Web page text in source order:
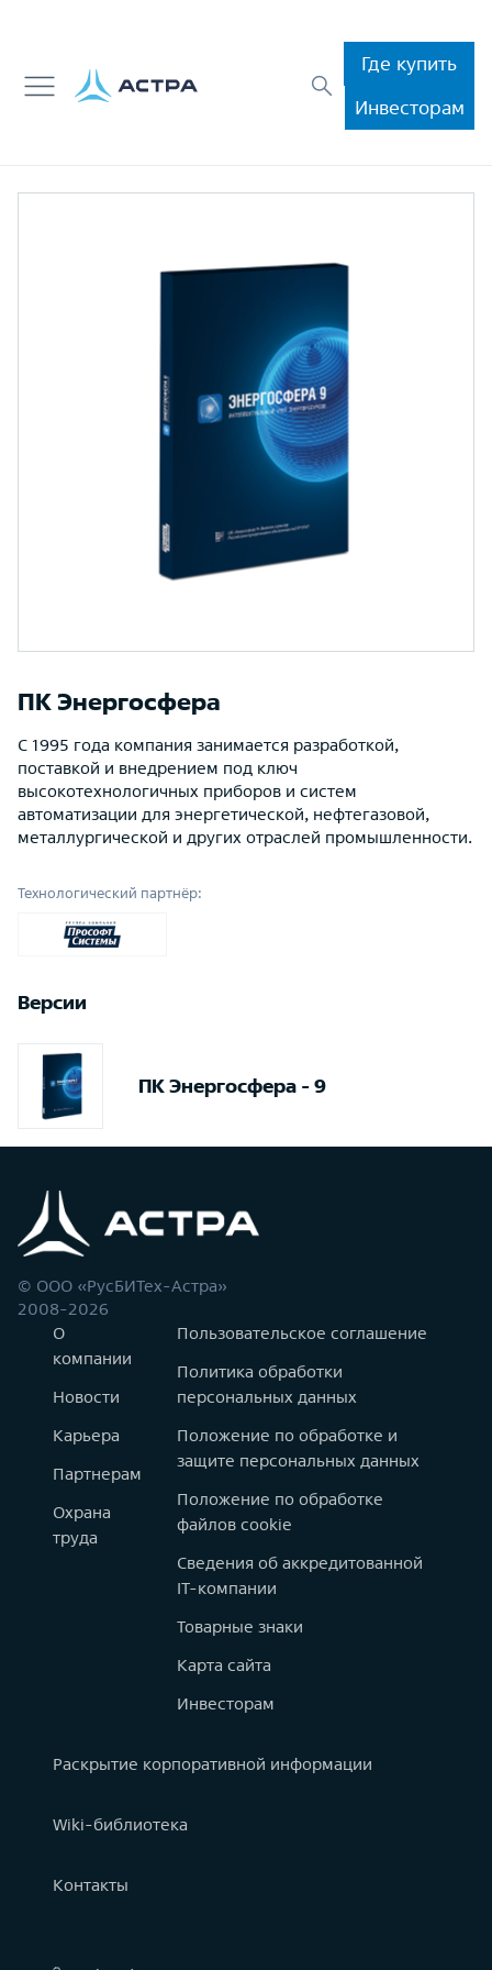
Где купить
Инвесторам
ПК Энергосфера
С 1995 года компания занимается разработкой,
поставкой и внедрением под ключ
высокотехнологичных приборов и систем
автоматизации для энергетической, нефтегазовой,
металлургической и других отраслей промышленности.
Технологический партнёр:
Версии
ПК Энергосфера - 9
© ООО «РусБИТех-Астра»
2008-2026
О
компании
Новости
Карьера
Партнерам
Охрана
труда
Пользовательское соглашение
Политика обработки
персональных данных
Положение по обработке и
защите персональных данных
Положение по обработке
файлов cookie
Сведения об аккредитованной
IT-компании
Товарные знаки
Карта сайта
Инвесторам
Раскрытие корпоративной информации
Wiki-библиотека
Контакты